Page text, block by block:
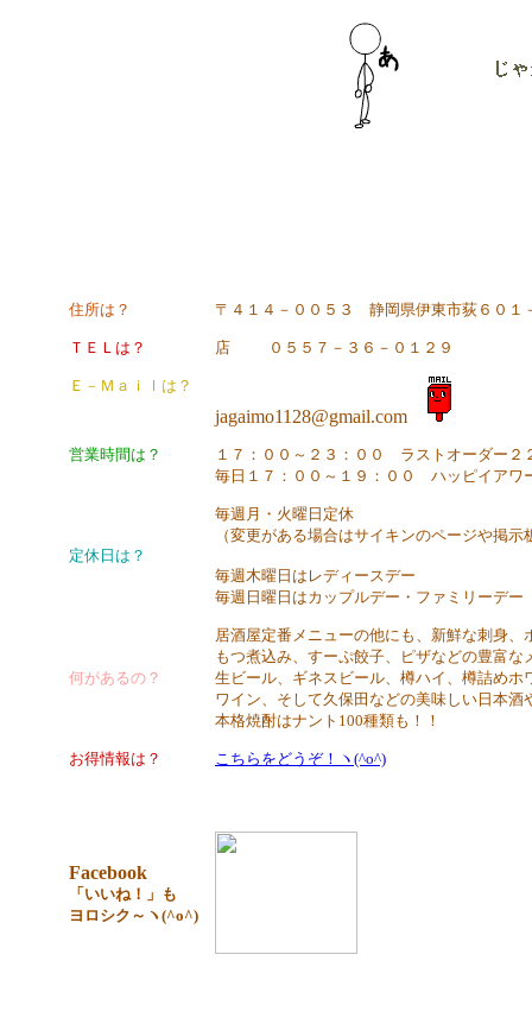
住所は？ 〒４１４－００５３ 静岡県伊東市荻６０１
ＴＥＬは？ 店 ０５５７－３６－０１２９
Ｅ－Ｍａｉｌは？
jagaimo1128@gmail.com
営業時間は？
１７：００～２３：００ ラストオ
毎日１７：００～１９：００ ハッピイアワ
定休日は？
毎週月・火曜日定休
（変更がある場合はサイキンのページや掲示
毎週木曜日はレディースデー
毎週日曜日はカップルデー・ファミリーデー
何があるの？
居酒屋定番メニューの他にも、新鮮な刺身、
もつ煮込み、すーぷ餃子、ピザなどの豊富な
生ビール、ギネスビール、樽ハイ、樽詰めホ
ワイン、そして久保田などの美味しい日本酒
本格焼酎はナント100種類も！
お得情報は？ こちらをどうぞ！ヽ(^o^)
Facebook
「いいね！」も
ヨロシク～ヽ(^o^)